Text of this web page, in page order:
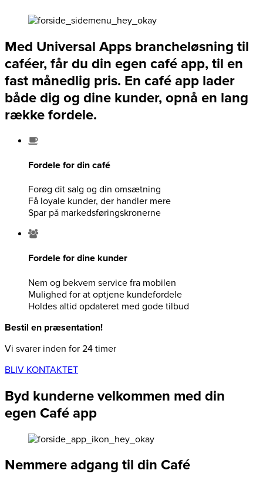
Med Universal Apps brancheløsning til
caféer, får du din egen café app, til en
fast månedlig pris. En café app lader
både dig og dine kunder, opnå en lang
række fordele.
Fordele for din café
Forøg dit salg og din omsætning
Få loyale kunder, der handler mere
Spar på markedsføringskronerne
Fordele for dine kunder
Nem og bekvem service fra mobilen
Mulighed for at optjene kundefordele
Holdes altid opdateret med gode tilbud
Bestil en præsentation!
Vi svarer inden for 24 timer
BLIV KONTAKTET
Byd kunderne velkommen med din
egen Café app
Nemmere adgang til din Café